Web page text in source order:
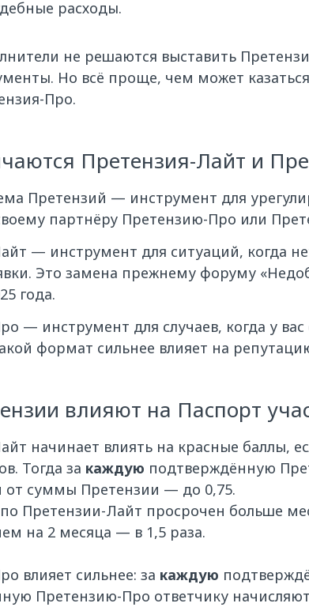
расходы.
не решаются выставить
Но всё проще, чем может
Про.
Претензия-Лайт и
Претензий — инструмент для
партнёру Претензию-Про или
— инструмент для ситуаций, когда
Это замена прежнему форуму
года.
— инструмент для случаев, когда у
формат сильнее влияет на
влияют на Паспорт
начинает влиять на красные баллы,
Тогда за каждую подтверждённую
от суммы Претензии — до 0,75.
Претензии-Лайт просрочен больше
на 2 месяца — в 1,5 раза.
влияет сильнее: за каждую
Претензию-Про ответчику